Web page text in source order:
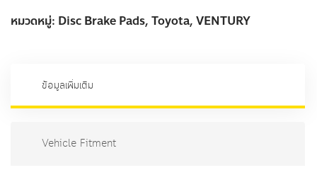
เบรค
หมวดหมู่: Disc Brake Pads, Toyota, VENTURY
ข้อมูลเพิ่มเติม
Vehicle Fitment